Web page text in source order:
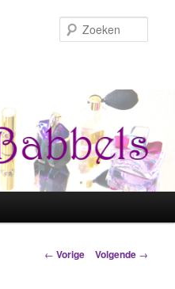
Berichtnavigatie
← Vorige Volgende →